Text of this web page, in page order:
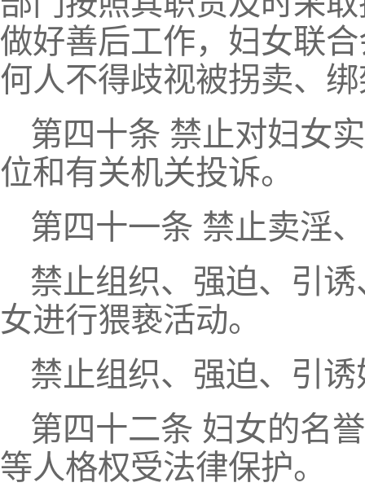
做好善后工作，妇女联
何人不得歧视被拐卖、
第四十条 禁止对妇女
位和有关机关投诉。
第四十一条 禁止卖淫
禁止组织、强迫、引
女进行猥亵活动。
禁止组织、强迫、引
第四十二条 妇女的名
等人格权受法律保护。